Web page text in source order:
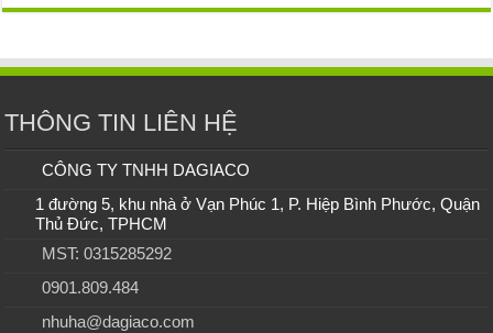
THÔNG TIN LIÊN HỆ
CÔNG TY TNHH DAGIACO
1 đường 5, khu nhà ở Vạn Phúc 1, P. Hiệp Bình Phước, Quận
Thủ Đức, TPHCM
MST: 0315285292
0901.809.484
nhuha@dagiaco.com